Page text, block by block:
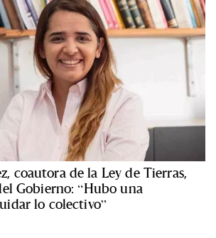
coautora de la Ley de Tierras,
Gobierno: “Hubo una
lo colectivo”